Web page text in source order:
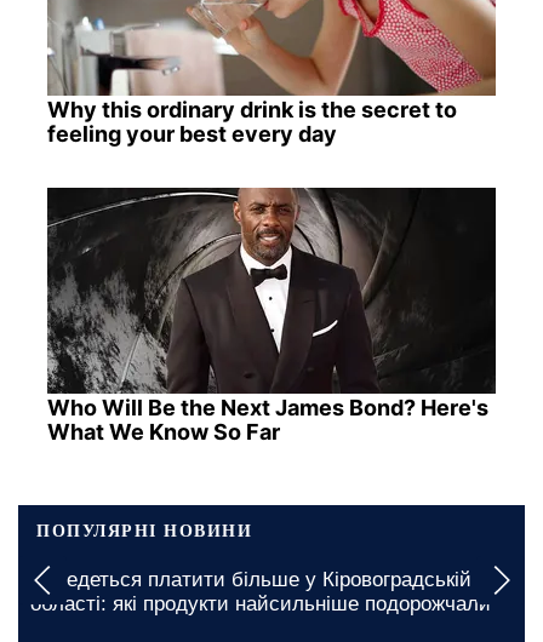
Why this ordinary drink is the secret to
feeling your best every day
Who Will Be the Next James Bond? Here's
What We Know So Far
ПОПУЛЯРНІ НОВИНИ
Доведеться платити більше у Кіровоградській
області: які продукти найсильніше подорожчали